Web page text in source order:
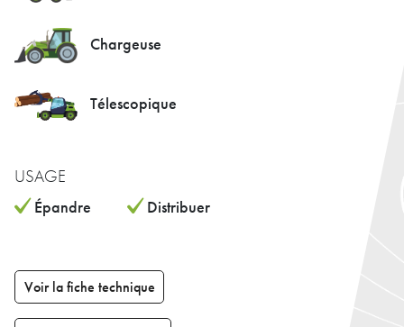
Chargeuse
Télescopique
USAGE
Épandre Distribuer
Voir la fiche technique